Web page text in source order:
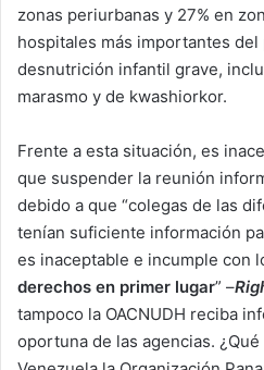
zonas periurbanas y 27% en
hospitales más importantes
desnutrición infantil grave,
marasmo y de kwashiorkor.
Frente a esta situación, es
que suspender la reunión
debido a que “colegas de las
tenían suficiente información
es inaceptable e incumple con
derechos en primer lugar” –
tampoco la OACNUDH reciba
oportuna de las agencias.